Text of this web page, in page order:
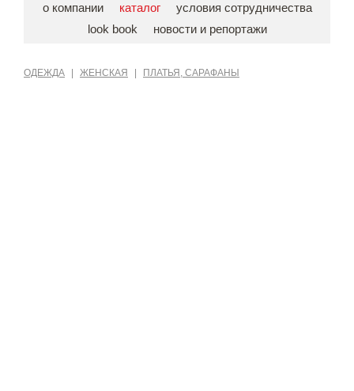
о компании каталог
условия сотрудничества
look book
новости и репортажи
ОДЕЖДА ЖЕНСКАЯ ПЛАТЬЯ, САРАФАНЫ